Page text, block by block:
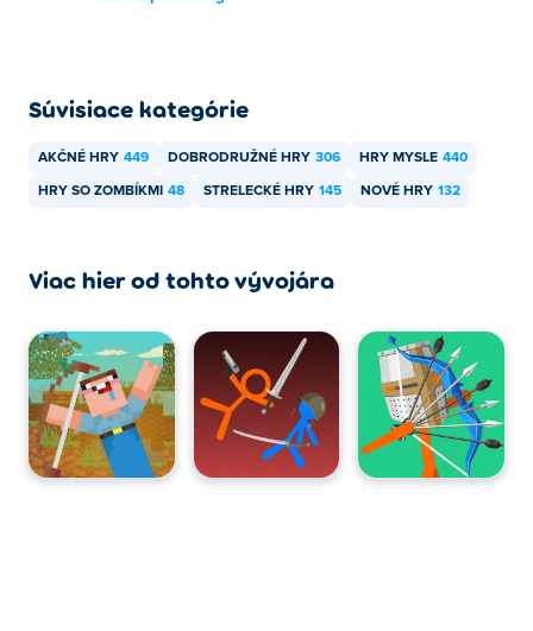
Súvisiace kategórie
AKČNÉ HRY 449 DOBRODRUŽNÉ HRY 306 HRY MYSLE 440
HRY SO ZOMBÍKMI 48 STRELECKÉ HRY 145 NOVÉ HRY 132
Viac hier od tohto vývojára